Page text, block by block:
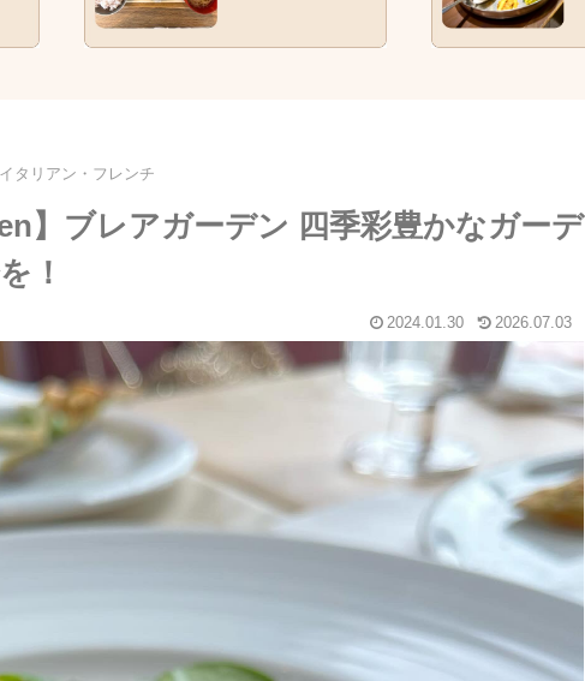
タリアン・フレンチ
】ブレアガーデン 四季彩豊かなガーデ
！
2024.01.30 2026.07.03